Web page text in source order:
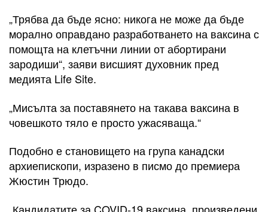
„Трябва да бъде ясно: никога не може да бъде
морално оправдано разработването на ваксина с
помощта на клетъчни линии от абортирани
зародиши“, заяви висшият духовник пред
медията Life Site.
„Мисълта за поставянето на такава ваксина в
човешкото тяло е просто ужасяваща.“
Подобно е становището на група канадски
архиепископи, изразено в писмо до премиера
Жюстин Трюдо.
„Кандидатите за COVID-19 ваксина, произведени